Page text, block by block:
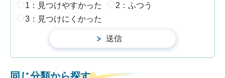
1：見つけやすかった
2：ふつう
3：見つけにくかった